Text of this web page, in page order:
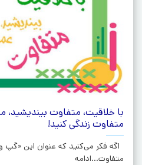
با خلاقیت، متفاوت
متفاوت زندگی کنید!
اگه فکر می‌کنید که عنوان این «گپ
متفاوت...ادامه